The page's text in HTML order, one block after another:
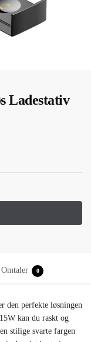
Ladestativ
Omtaler 0
den perfekte løsningen
kan du raskt og
stilige svarte fargen